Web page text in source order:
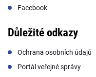
Facebook
Důležité odkazy
Ochrana osobních údajů
Portál veřejné správy